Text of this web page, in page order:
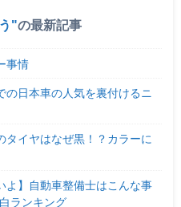
の最新記事
事情
の日本車の人気を裏付けるニ
タイヤはなぜ黒！？カラーに
よ】自動車整備士はこんな事
ランキング